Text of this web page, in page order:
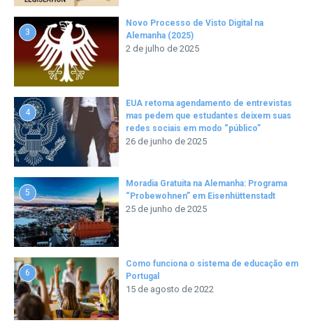
3
Novo Processo de Visto Digital na
Alemanha (2025)
2 de julho de 2025
4
EUA retoma agendamento de entrevistas
mas pedem que estudantes deixem suas
redes sociais em modo “público”
26 de junho de 2025
5
Moradia Gratuita na Alemanha: Programa
“Probewohnen” em Eisenhüttenstadt
25 de junho de 2025
6
Como funciona o sistema de educação em
Portugal
15 de agosto de 2022